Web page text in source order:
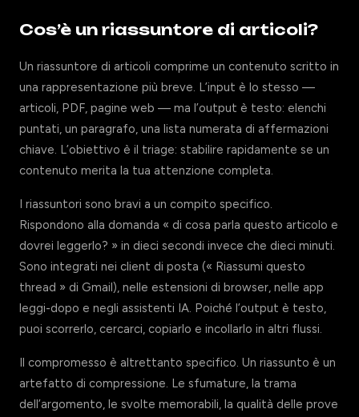
Cos’è un riassuntore di articoli?
Un riassuntore di articoli comprime un contenuto scritto in
una rappresentazione più breve. L’input è lo stesso —
articoli, PDF, pagine web — ma l’output è testo: elenchi
puntati, un paragrafo, una lista numerata di affermazioni
chiave. L’obiettivo è il triage: stabilire rapidamente se un
contenuto merita la tua attenzione completa.
I riassuntori sono bravi a un compito specifico.
Rispondono alla domanda « di cosa parla questo articolo e
dovrei leggerlo? » in dieci secondi invece che dieci minuti.
Sono integrati nei client di posta (« Riassumi questo
thread » di Gmail), nelle estensioni di browser, nelle app
leggi-dopo e negli assistenti IA. Poiché l’output è testo,
puoi scorrerlo, cercarci, copiarlo e incollarlo in altri flussi.
Il compromesso è altrettanto specifico. Un riassunto è un
artefatto di compressione. Le sfumature, la trama
dell’argomento, le svolte memorabili, la qualità delle prove